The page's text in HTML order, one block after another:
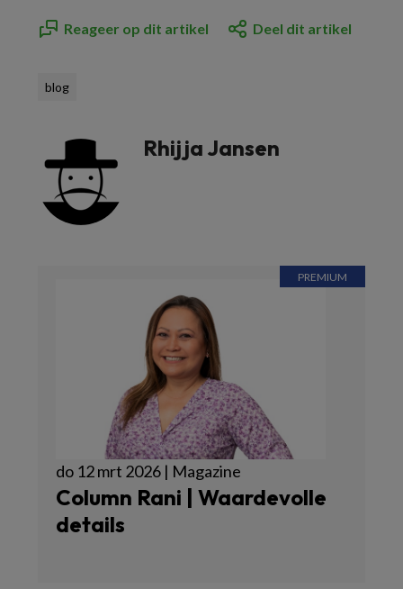
Reageer op dit artikel Deel dit artikel
blog
Rhijja Jansen
do 12 mrt 2026 | Magazine
Column Rani | Waardevolle
details